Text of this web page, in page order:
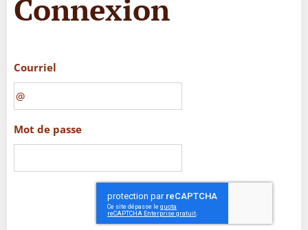
Connexion
Courriel
Mot de passe